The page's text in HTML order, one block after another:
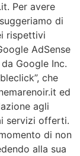
Per avere
di
rispettivi
AdSense
Google Inc.
che
ed
agli
servizi offerti.
di non
alla sua